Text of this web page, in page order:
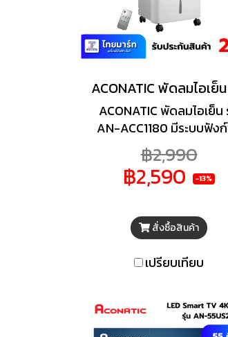
ACONATIC พัดลมไอเย็น
AN-ACC1180 มีระบบฟัง
IONIZER สร้างประจุลบใน
อากาศ เพื่อเพิ่มอากาศบริสุ
รีโมทคอนโทรลที่ให้คุณปรับ
กระจายลมได้ทั่วถึง ได้รับ
มาตรฐานความปลอดภัย
฿2,990
฿2,590 -13%
สั่งซื้อสินค้า
เปรียบเทียบ